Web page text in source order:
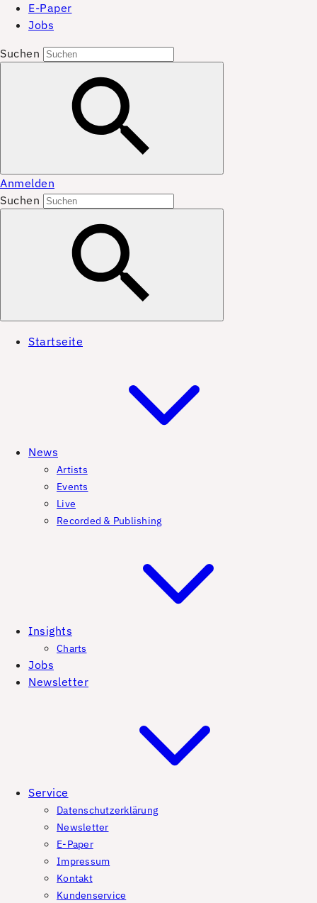
E-Paper
Jobs
Suchen
Anmelden
Suchen
Startseite
News
Artists
Events
Live
Recorded & Publishing
Insights
Charts
Jobs
Newsletter
Service
Datenschutzerklärung
Newsletter
E-Paper
Impressum
Kontakt
Kundenservice